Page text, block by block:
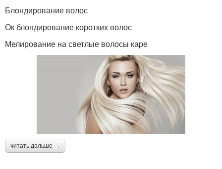
Блондирование волос
Ок блондирование коротких волос
Мелирование на светлые волосы каре
читать дальше →